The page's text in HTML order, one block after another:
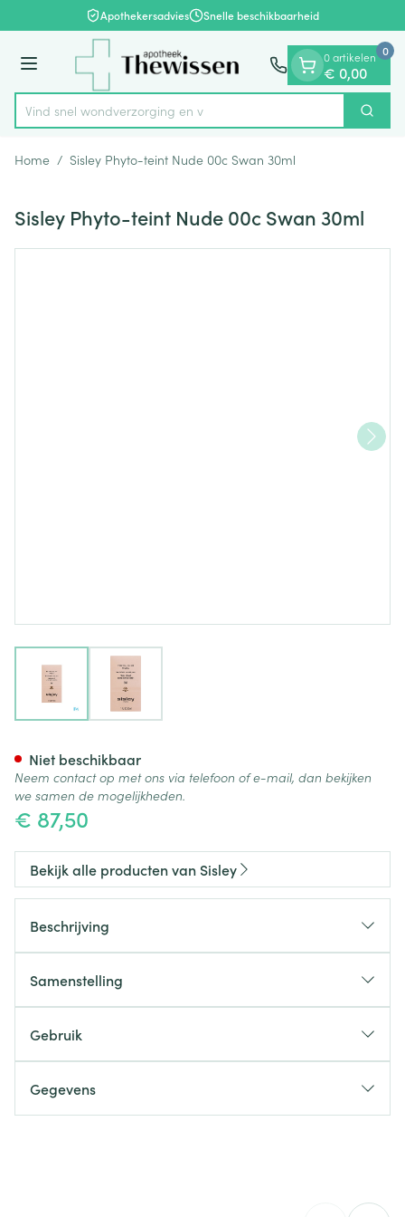
Ga naar de inhoudApothekersadvies Snelle beschikbaarheid
Menu
Product, merk, categorie...
Vind snel wondverzorgin Zoek
0 artikelen
€ 0,00
0
Home / Sisley Phyto-teint Nude 00c Swan 30ml
Sisley Phyto-teint Nude 00c Swan 30ml
View larger imageView larger image
€ 87,50
Niet beschikbaar
Neem contact op met ons via telefoon of e-mail, dan bekijken
we samen de mogelijkheden.
Bekijk alle producten van Sisley
Beschrijving
Samenstelling
Gebruik
Gegevens